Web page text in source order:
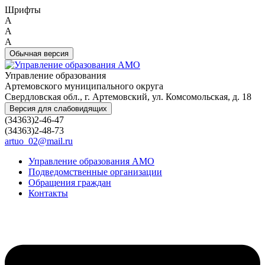
Шрифты
A
A
A
Обычная версия
Управление образования
Артемовского муниципального округа
Свердловская обл., г. Артемовский, ул. Комсомольская, д. 18
Версия для слабовидящих
(34363)2-46-47
(34363)2-48-73
artuo_02@mail.ru
Управление образования АМО
Подведомственные организации
Обращения граждан
Контакты